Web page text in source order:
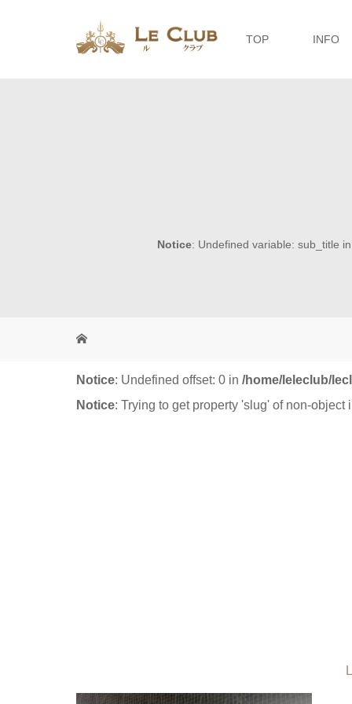
TOP INFO
Notice: Undefined variable: sub_title
Notice: Undefined offset: 0 in /home/leleclub/
Notice: Trying to get property 'slug' of non-object